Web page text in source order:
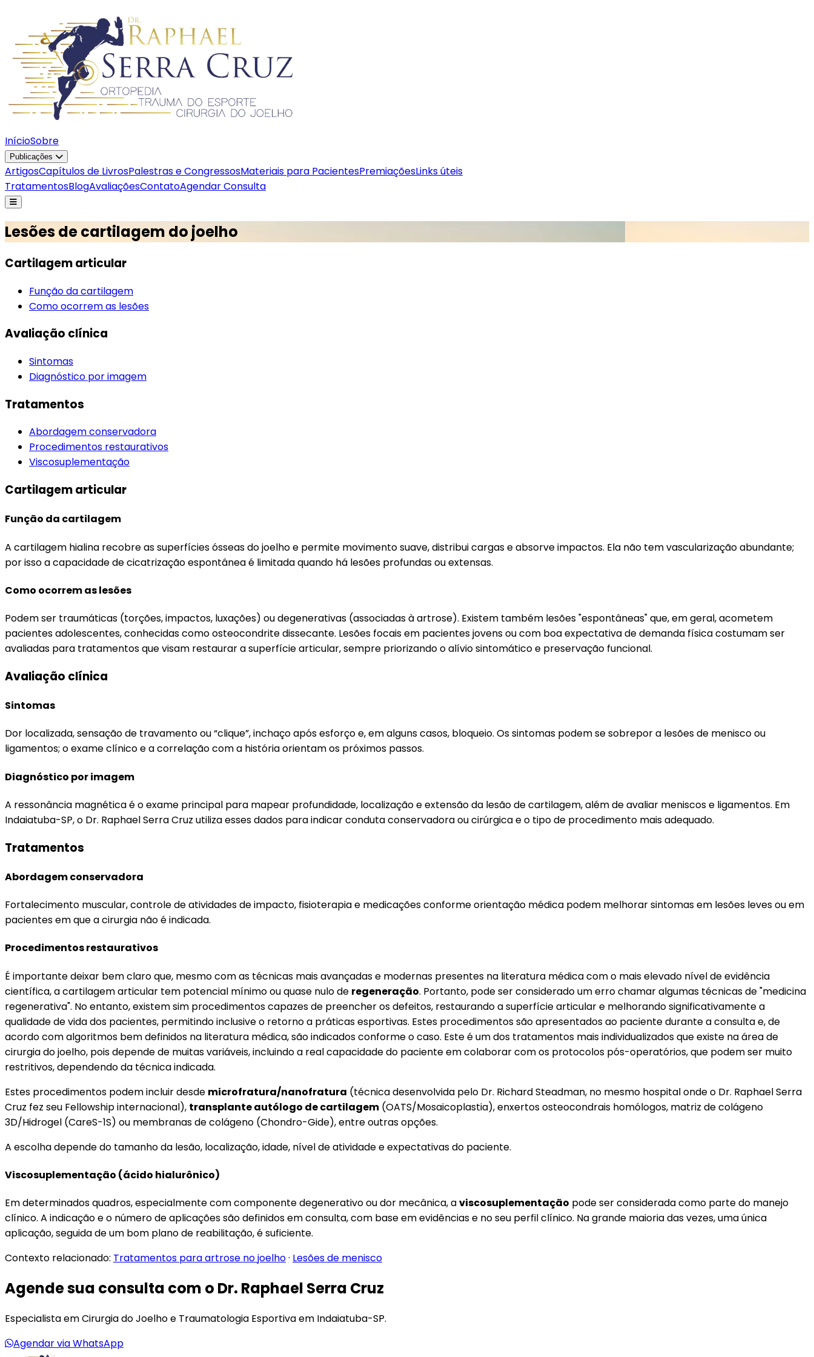
InícioSobre
Publicações
ArtigosCapítulos de LivrosPalestras e CongressosMateriais para PacientesPremiaçõesLinks úteis
TratamentosBlogAvaliaçõesContatoAgendar Consulta
Lesões de cartilagem do joelho
Cartilagem articular
Função da cartilagem
Como ocorrem as lesões
Avaliação clínica
Sintomas
Diagnóstico por imagem
Tratamentos
Abordagem conservadora
Procedimentos restaurativos
Viscosuplementação
Cartilagem articular
Função da cartilagem
A cartilagem hialina recobre as superfícies ósseas do joelho e permite movimento suave, distribui cargas e absorve impactos. Ela não tem vascularização abundante;
por isso a capacidade de cicatrização espontânea é limitada quando há lesões profundas ou extensas.
Como ocorrem as lesões
Podem ser traumáticas (torções, impactos, luxações) ou degenerativas (associadas à artrose). Existem também lesões "espontâneas" que, em geral, acometem
pacientes adolescentes, conhecidas como osteocondrite dissecante. Lesões focais em pacientes jovens ou com boa expectativa de demanda física costumam ser
avaliadas para tratamentos que visam restaurar a superfície articular, sempre priorizando o alívio sintomático e preservação funcional.
Avaliação clínica
Sintomas
Dor localizada, sensação de travamento ou “clique”, inchaço após esforço e, em alguns casos, bloqueio. Os sintomas podem se sobrepor a lesões de menisco ou
ligamentos; o exame clínico e a correlação com a história orientam os próximos passos.
Diagnóstico por imagem
A ressonância magnética é o exame principal para mapear profundidade, localização e extensão da lesão de cartilagem, além de avaliar meniscos e ligamentos. Em
Indaiatuba-SP, o Dr. Raphael Serra Cruz utiliza esses dados para indicar conduta conservadora ou cirúrgica e o tipo de procedimento mais adequado.
Tratamentos
Abordagem conservadora
Fortalecimento muscular, controle de atividades de impacto, fisioterapia e medicações conforme orientação médica podem melhorar sintomas em lesões leves ou em
pacientes em que a cirurgia não é indicada.
Procedimentos restaurativos
É importante deixar bem claro que, mesmo com as técnicas mais avançadas e modernas presentes na literatura médica com o mais elevado nível de evidência
científica, a cartilagem articular tem potencial mínimo ou quase nulo de regeneração. Portanto, pode ser considerado um erro chamar algumas técnicas de "medicina
regenerativa". No entanto, existem sim procedimentos capazes de preencher os defeitos, restaurando a superfície articular e melhorando significativamente a
qualidade de vida dos pacientes, permitindo inclusive o retorno a práticas esportivas. Estes procedimentos são apresentados ao paciente durante a consulta e, de
acordo com algoritmos bem definidos na literatura médica, são indicados conforme o caso. Este é um dos tratamentos mais individualizados que existe na área de
cirurgia do joelho, pois depende de muitas variáveis, incluindo a real capacidade do paciente em colaborar com os protocolos pós-operatórios, que podem ser muito
restritivos, dependendo da técnica indicada.
Estes procedimentos podem incluir desde microfratura/nanofratura (técnica desenvolvida pelo Dr. Richard Steadman, no mesmo hospital onde o Dr. Raphael Serra
Cruz fez seu Fellowship internacional), transplante autólogo de cartilagem (OATS/Mosaicoplastia), enxertos osteocondrais homólogos, matriz de colágeno
3D/Hidrogel (CareS-1S) ou membranas de colágeno (Chondro-Gide), entre outras opções.
A escolha depende do tamanho da lesão, localização, idade, nível de atividade e expectativas do paciente.
Viscosuplementação (ácido hialurônico)
Em determinados quadros, especialmente com componente degenerativo ou dor mecânica, aviscosuplementação pode ser considerada como parte do manejo
clínico. A indicação e o número de aplicações são definidos em consulta, com base em evidências e no seu perfil clínico. Na grande maioria das vezes, uma única
aplicação, seguida de um bom plano de reabilitação, é suficiente.
Contexto relacionado: Tratamentos para artrose no joelho· Lesões de menisco
Agende sua consulta com o Dr. Raphael Serra Cruz
Especialista em Cirurgia do Joelho e Traumatologia Esportiva em Indaiatuba-SP.
Agendar via WhatsApp